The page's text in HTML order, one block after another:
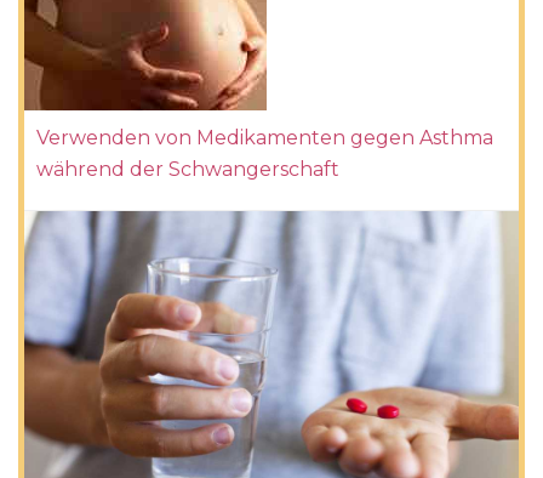
Verwenden von Medikamenten gegen Asthma
während der Schwangerschaft